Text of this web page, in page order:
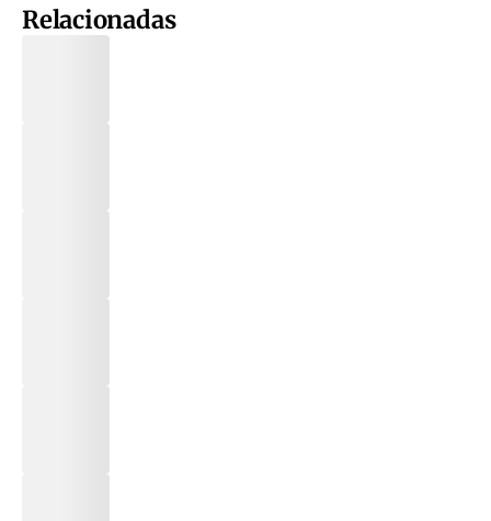
Relacionadas